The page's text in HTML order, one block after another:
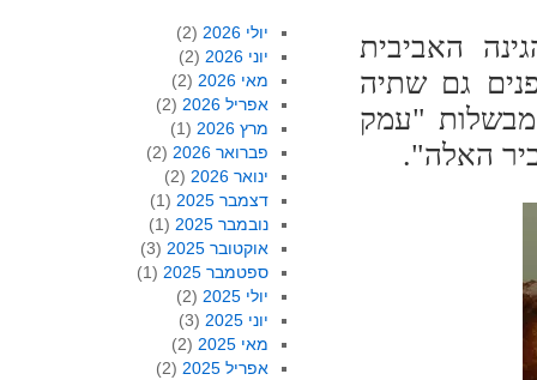
האביבית
גם שתיה
מבשלות "עמק
האלה".
יולי 2026
(2)
יוני 2026
(2)
מאי 2026
(2)
אפריל 2026
(2)
מרץ 2026
(1)
פברואר 2026
(2)
ינואר 2026
(2)
דצמבר 2025
(1)
נובמבר 2025
(1)
אוקטובר 2025
(3)
ספטמבר 2025
(1)
יולי 2025
(2)
יוני 2025
(3)
מאי 2025
(2)
אפריל 2025
(2)